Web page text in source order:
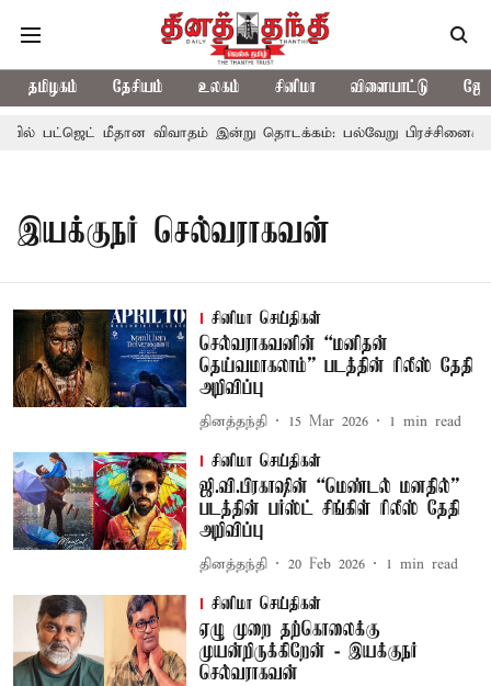
தமிழகம் தேசியம் உலகம் சினிமா விளையாட்டு
பட்ஜெட் மீதான விவாதம் இன்று தொடக்கம்: பல்வேறு பிரச்சினைகளை
இயக்குநர் செல்வராகவன்
சினிமா செய்திகள்
செல்வராகவனின் “மனிதன்
தெய்வமாகலாம்” படத்தின் ரிலீஸ் தேதி
அறிவிப்பு
தினத்தந்தி 15 Mar 2026 1 min read
சினிமா செய்திகள்
ஜி.வி.பிரகாஷின் “மெண்டல் மனதில்”
படத்தின் பர்ஸ்ட் சிங்கிள் ரிலீஸ் தேதி
அறிவிப்பு
தினத்தந்தி 20 Feb 2026 1 min read
சினிமா செய்திகள்
ஏழு முறை தற்கொலைக்கு
முயன்றிருக்கிறேன் - இயக்குநர்
செல்வராகவன்